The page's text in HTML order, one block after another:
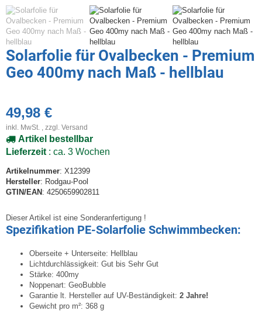
Solarfolie für Ovalbecken - Premium
Geo 400my nach Maß - hellblau
49,98 €
inkl. MwSt. , zzgl. Versand
Artikel bestellbar
Lieferzeit : ca. 3 Wochen
Artikelnummer: X12399
Hersteller: Rodgau-Pool
GTIN/EAN : 4250659902811
Dieser Artikel ist eine Sonderanfertigung !
Spezifikation PE-Solarfolie Schwimmbecken:
Oberseite + Unterseite: Hellblau
Lichtdurchlässigkeit: Gut bis Sehr Gut
Stärke: 400my
Noppenart: GeoBubble
Garantie lt. Hersteller auf UV-Beständigkeit: 2 Jahre!
Gewicht pro m²: 368 g